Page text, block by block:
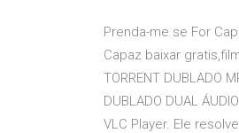
Prenda-me se For
Capaz baixar
TORRENT DUBLADO
DUBLADO DUAL
VLC Player. Ele